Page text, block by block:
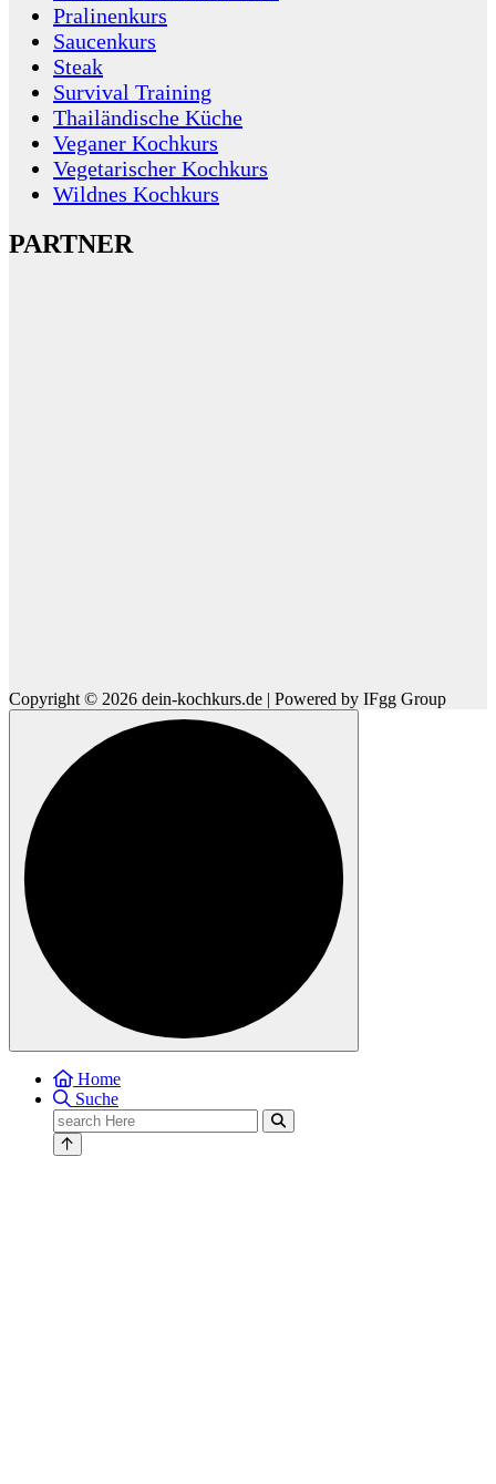
Pralinenkurs
Saucenkurs
Steak
Survival Training
Thailändische Küche
Veganer Kochkurs
Vegetarischer Kochkurs
Wildnes Kochkurs
PARTNER
Copyright © 2026 dein-kochkurs.de | Powered by IFgg Group
Home
Suche
Search
for: